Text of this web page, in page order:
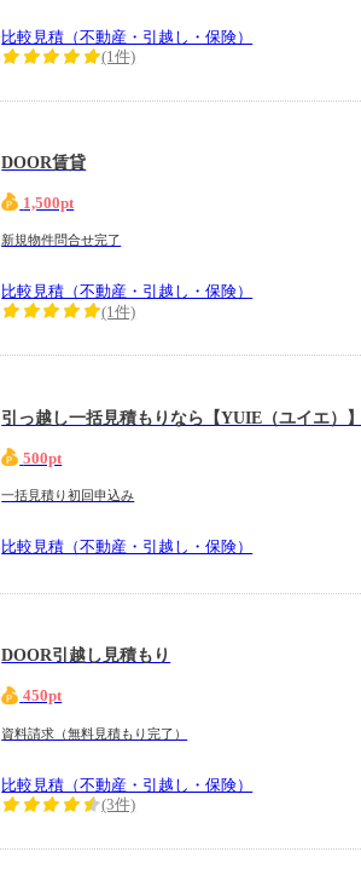
比較見積（不動産・引越し・保険）
(1件)
DOOR賃貸
1,500pt
新規物件問合せ完了
比較見積（不動産・引越し・保険）
(1件)
引っ越し一括見積もりなら【YUIE（ユイエ）
500pt
一括見積り初回申込み
比較見積（不動産・引越し・保険）
DOOR引越し見積もり
450pt
資料請求（無料見積もり完了）
比較見積（不動産・引越し・保険）
(3件)